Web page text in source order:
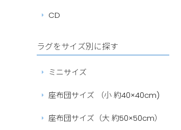
CD
ラグをサイズ別に探す
ミニサイズ
座布団サイズ （小 約40×40cm)
座布団サイズ（大 約50×50cm）